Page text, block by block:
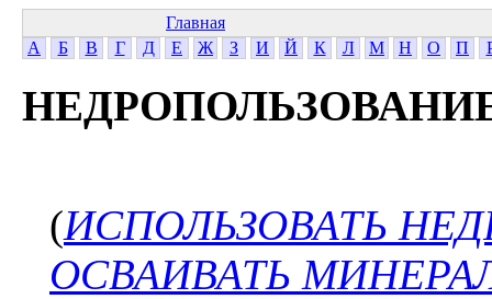
Главная
А
Б В Г Д Е Ж З И Й К Л М Н О П
(ИСПОЛЬЗОВАТЬ
ОСВАИВАТЬ